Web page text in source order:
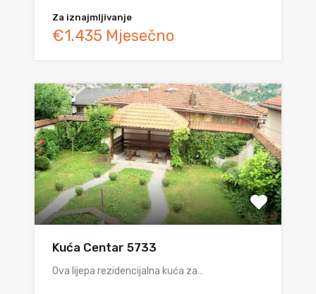
Za iznajmljivanje
€1.435 Mjesečno
Kuća Centar 5733
Ova lijepa rezidencijalna kuća za…